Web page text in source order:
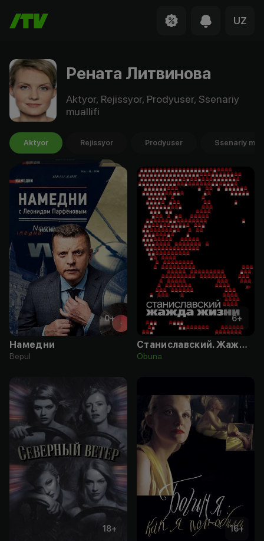
UZ
Рената Литвинова
Aktyor, Rejissyor, Prodyuser, Ssenariy
muallifi
Aktyor Rejissyor Prodyuser Ssenariy
0+
Намедни
Bepul
6+
Станиславский. Жажда жизни
Obuna
18+ 16+